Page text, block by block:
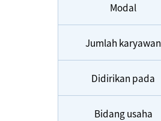
Modal
Jumlah karyawan
Didirikan pada
Bidang usaha